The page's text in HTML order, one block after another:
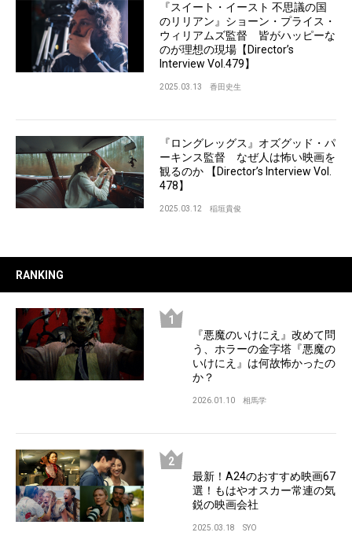
『スイート・イースト 不思議の国
のリリアン』ショーン・プライス・
ウィリアムズ監督 皆がハッピーな
のが理想の現場【Director’s
Interview Vol.479】
2025.03.13 香田史生
『ロングレッグス』オズグッド・パ
ーキンス監督 なぜ人は怖い映画を
観るのか 【Director’s Interview Vol.
478】
2025.03.12 稲垣貴俊
RANKING
『悪魔のいけにえ』改めて問
う、ホラーの金字塔『悪魔の
いけにえ』は何故怖かったの
か？
2026.01.10 相馬学
最新！A24のおすすめ映画67
選！もはやオスカー常連の気
鋭の映画会社
2025.03.18 SYO